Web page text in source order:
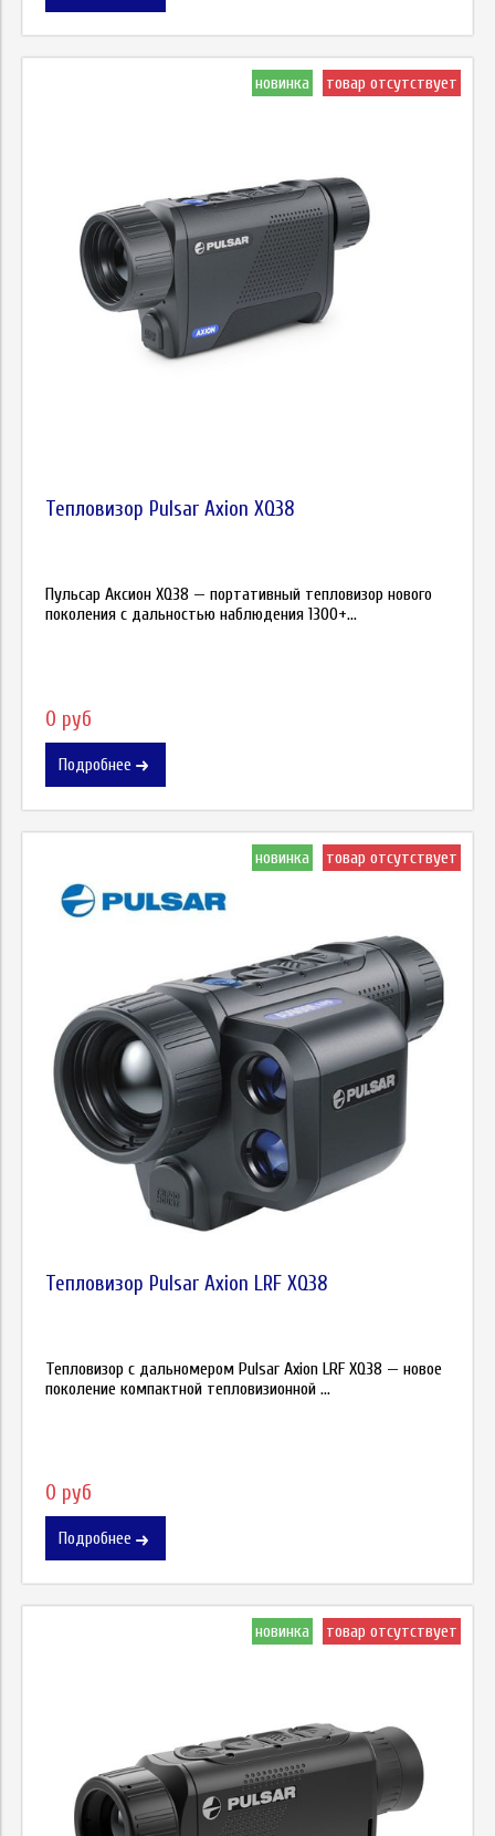
новинка товар отсутствует
Тепловизор Pulsar Axion XQ38
Пульсар Аксион XQ38 — портативный тепловизор нового
поколения с дальностью наблюдения 1300+...
0 руб
Подробнее
новинка товар отсутствует
Тепловизор Pulsar Axion LRF XQ38
Тепловизор с дальномером Pulsar Axion LRF XQ38 — новое
поколение компактной тепловизионной ...
0 руб
Подробнее
новинка товар отсутствует